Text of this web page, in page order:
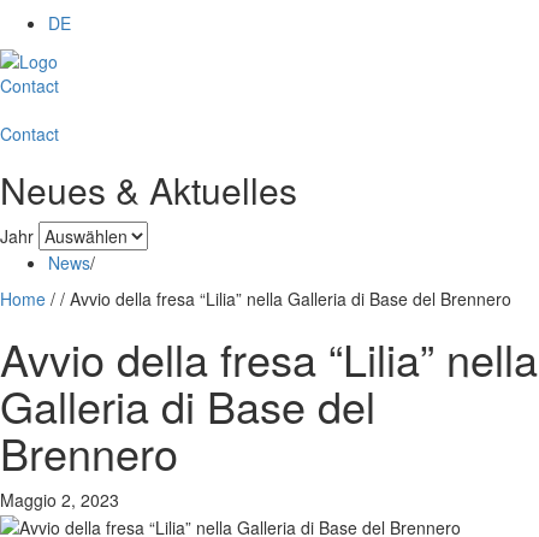
DE
Contact
Contact
Neues & Aktuelles
Jahr
News/
Home / / Avvio della fresa “Lilia” nella Galleria di Base del Brennero
Avvio della fresa “Lilia” nella
Galleria di Base del
Brennero
Maggio 2, 2023